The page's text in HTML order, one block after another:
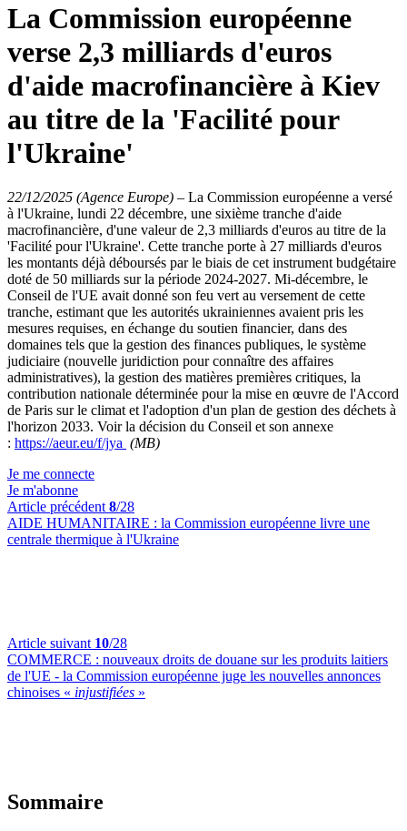
La Commission européenne
verse 2,3 milliards d'euros
d'aide macrofinancière à Kiev
au titre de la 'Facilité pour
l'Ukraine'
22/12/2025 (Agence Europe) – La Commission européenne a versé
à l'Ukraine, lundi 22 décembre, une sixième tranche d'aide
macrofinancière, d'une valeur de 2,3 milliards d'euros au titre de la
'Facilité pour l'Ukraine'. Cette tranche porte à 27 milliards d'euros
les montants déjà déboursés par le biais de cet instrument budgétaire
doté de 50 milliards sur la période 2024-2027. Mi-décembre, le
Conseil de l'UE avait donné son feu vert au versement de cette
tranche, estimant que les autorités ukrainiennes avaient pris les
mesures requises, en échange du soutien financier, dans des
domaines tels que la gestion des finances publiques, le système
judiciaire (nouvelle juridiction pour connaître des affaires
administratives), la gestion des matières premières critiques, la
contribution nationale déterminée pour la mise en œuvre de l'Accord
de Paris sur le climat et l'adoption d'un plan de gestion des déchets à
l'horizon 2033. Voir la décision du Conseil et son annexe
: https://aeur.eu/f/jya (MB)
Je me connecte
Je m'abonne
Article précédent 8/28
AIDE HUMANITAIRE : la Commission européenne livre une
centrale thermique à l'Ukraine
Article suivant 10/28
COMMERCE : nouveaux droits de douane sur les produits laitiers
de l'UE - la Commission européenne juge les nouvelles annonces
chinoises « injustifiées »
Sommaire